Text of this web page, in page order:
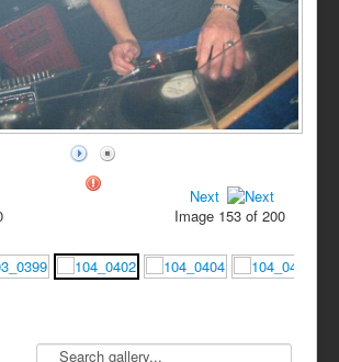
Next
Image 153 of 200